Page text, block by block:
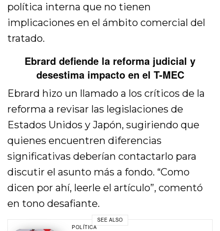
política interna que no tienen
implicaciones en el ámbito comercial del
tratado.
Ebrard defiende la reforma judicial y
desestima impacto en el T-MEC
Ebrard hizo un llamado a los críticos de la
reforma a revisar las legislaciones de
Estados Unidos y Japón, sugiriendo que
quienes encuentren diferencias
significativas deberían contactarlo para
discutir el asunto más a fondo. “Como
dicen por ahí, leerle el artículo”, comentó
en tono desafiante.
SEE ALSO
POLÍTICA